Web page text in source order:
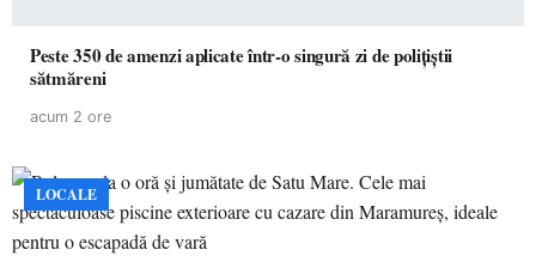
Peste 350 de amenzi aplicate într-o singură zi de polițiștii
sătmăreni
acum 2 ore
LOCALE